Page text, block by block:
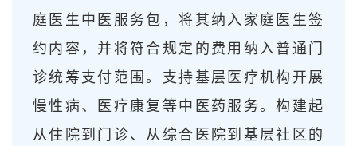
庭医生中医服务包，将其纳入家庭医生签
约内容，并将符合规定的费用纳入普通门
诊统筹支付范围。支持基层医疗机构开展
慢性病、医疗康复等中医药服务。构建起
从住院到门诊、从综合医院到基层社区的